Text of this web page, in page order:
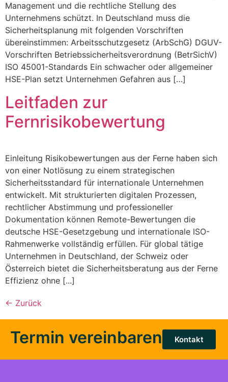
Management und die rechtliche Stellung des
Unternehmens schützt. In Deutschland muss die
Sicherheitsplanung mit folgenden Vorschriften
übereinstimmen: Arbeitsschutzgesetz (ArbSchG) DGUV-
Vorschriften Betriebssicherheitsverordnung (BetrSichV)
ISO 45001-Standards Ein schwacher oder allgemeiner
HSE-Plan setzt Unternehmen Gefahren aus […]
Leitfaden zur
Fernrisikobewertung
Einleitung Risikobewertungen aus der Ferne haben sich
von einer Notlösung zu einem strategischen
Sicherheitsstandard für internationale Unternehmen
entwickelt. Mit strukturierten digitalen Prozessen,
rechtlicher Abstimmung und professioneller
Dokumentation können Remote-Bewertungen die
deutsche HSE-Gesetzgebung und internationale ISO-
Rahmenwerke vollständig erfüllen. Für global tätige
Unternehmen in Deutschland, der Schweiz oder
Österreich bietet die Sicherheitsberatung aus der Ferne
Effizienz ohne [...]
← Zurück
Termin vereinbaren Kontakt